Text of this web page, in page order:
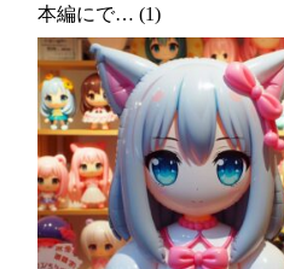
本編にで… (1)